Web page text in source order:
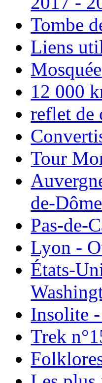
Tombe
Liens
12 000
reflet de
Tour
de-Dôme
Pas-de-
Lyon -
États-
Insolite
Trek